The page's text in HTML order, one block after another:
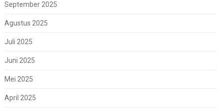
September 2025
Agustus 2025
Juli 2025
Juni 2025
Mei 2025
April 2025